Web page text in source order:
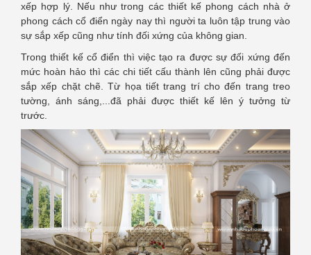
xếp hợp lý. Nếu như trong các thiết kế phong cách nhà ở
phong cách cổ điển ngày nay thì người ta luôn tập trung vào
sự sắp xếp cũng như tính đối xứng của không gian.
Trong thiết kế cổ điển thì việc tạo ra được sự đối xứng đến
mức hoàn hảo thì các chi tiết cấu thành lên cũng phải được
sắp xếp chặt chẽ. Từ họa tiết trang trí cho đến trang treo
tường, ánh sáng,...đã phải được thiết kế lên ý tưởng từ
trước.